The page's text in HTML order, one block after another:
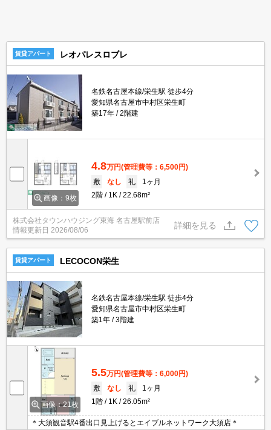
賃貸アパート レオパレスロブレ
名鉄名古屋本線/栄生駅 徒歩4分
愛知県名古屋市中村区栄生町
築17年
2階建
画像：9枚
4.8万円(管理費等：6,500円)
敷
なし 礼
1ヶ月
2階
1K 22.68m²
株式会社タウンハウジング東海 名古屋駅前店
情報更新日 2026/08/06
詳細を見る
賃貸アパート LECOCON栄生
名鉄名古屋本線/栄生駅 徒歩4分
愛知県名古屋市中村区栄生町
築1年
3階建
画像：21枚
5.5万円(管理費等：6,000円)
敷
なし 礼
1ヶ月
1階
1K 26.05m²
＊大須観音駅4番出口見上げるとエイブルネットワーク大須店＊